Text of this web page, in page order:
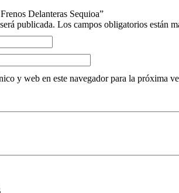
Delanteras Sequioa”
publicada. Los campos obligatorios están
y web en este navegador para la próxima